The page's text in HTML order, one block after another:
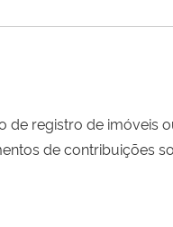
de registro de imóveis
de contribuições
do Serviço Eletrônico